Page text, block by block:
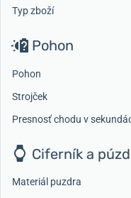
Typ zboží
Pohon
Pohon
Strojček
Presnosť chodu v
Ciferník a
Materiál puzdra